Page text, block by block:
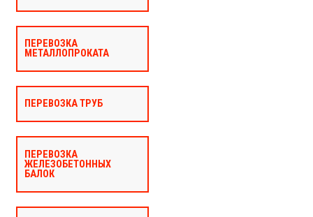
ПЕРЕВОЗКА
МЕТАЛЛОПРОКАТА
ПЕРЕВОЗКА ТРУБ
ПЕРЕВОЗКА
ЖЕЛЕЗОБЕТОННЫХ
БАЛОК